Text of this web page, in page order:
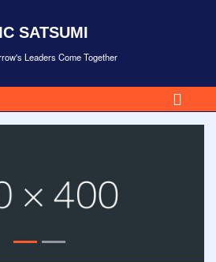
SATSUMI
Leaders Come Together